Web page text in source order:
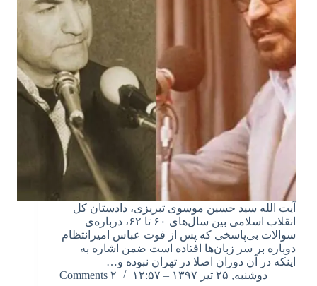
آیت الله سید حسین موسوی تبریزی، دادستان کل
انقلاب اسلامی بین سال‌های ۶۰ تا ۶۲، درباره‌ی
سوالات بی‌پاسخی که پس از فوت عباس امیرانتظام
دوباره بر سر زبان‌ها افتاده است ضمن اشاره به
اینکه در آن دوران اصلا در تهران نبوده و…
دوشنبه, ۲۵ تیر ۱۳۹۷ – ۱۲:۵۷
۲ Comments